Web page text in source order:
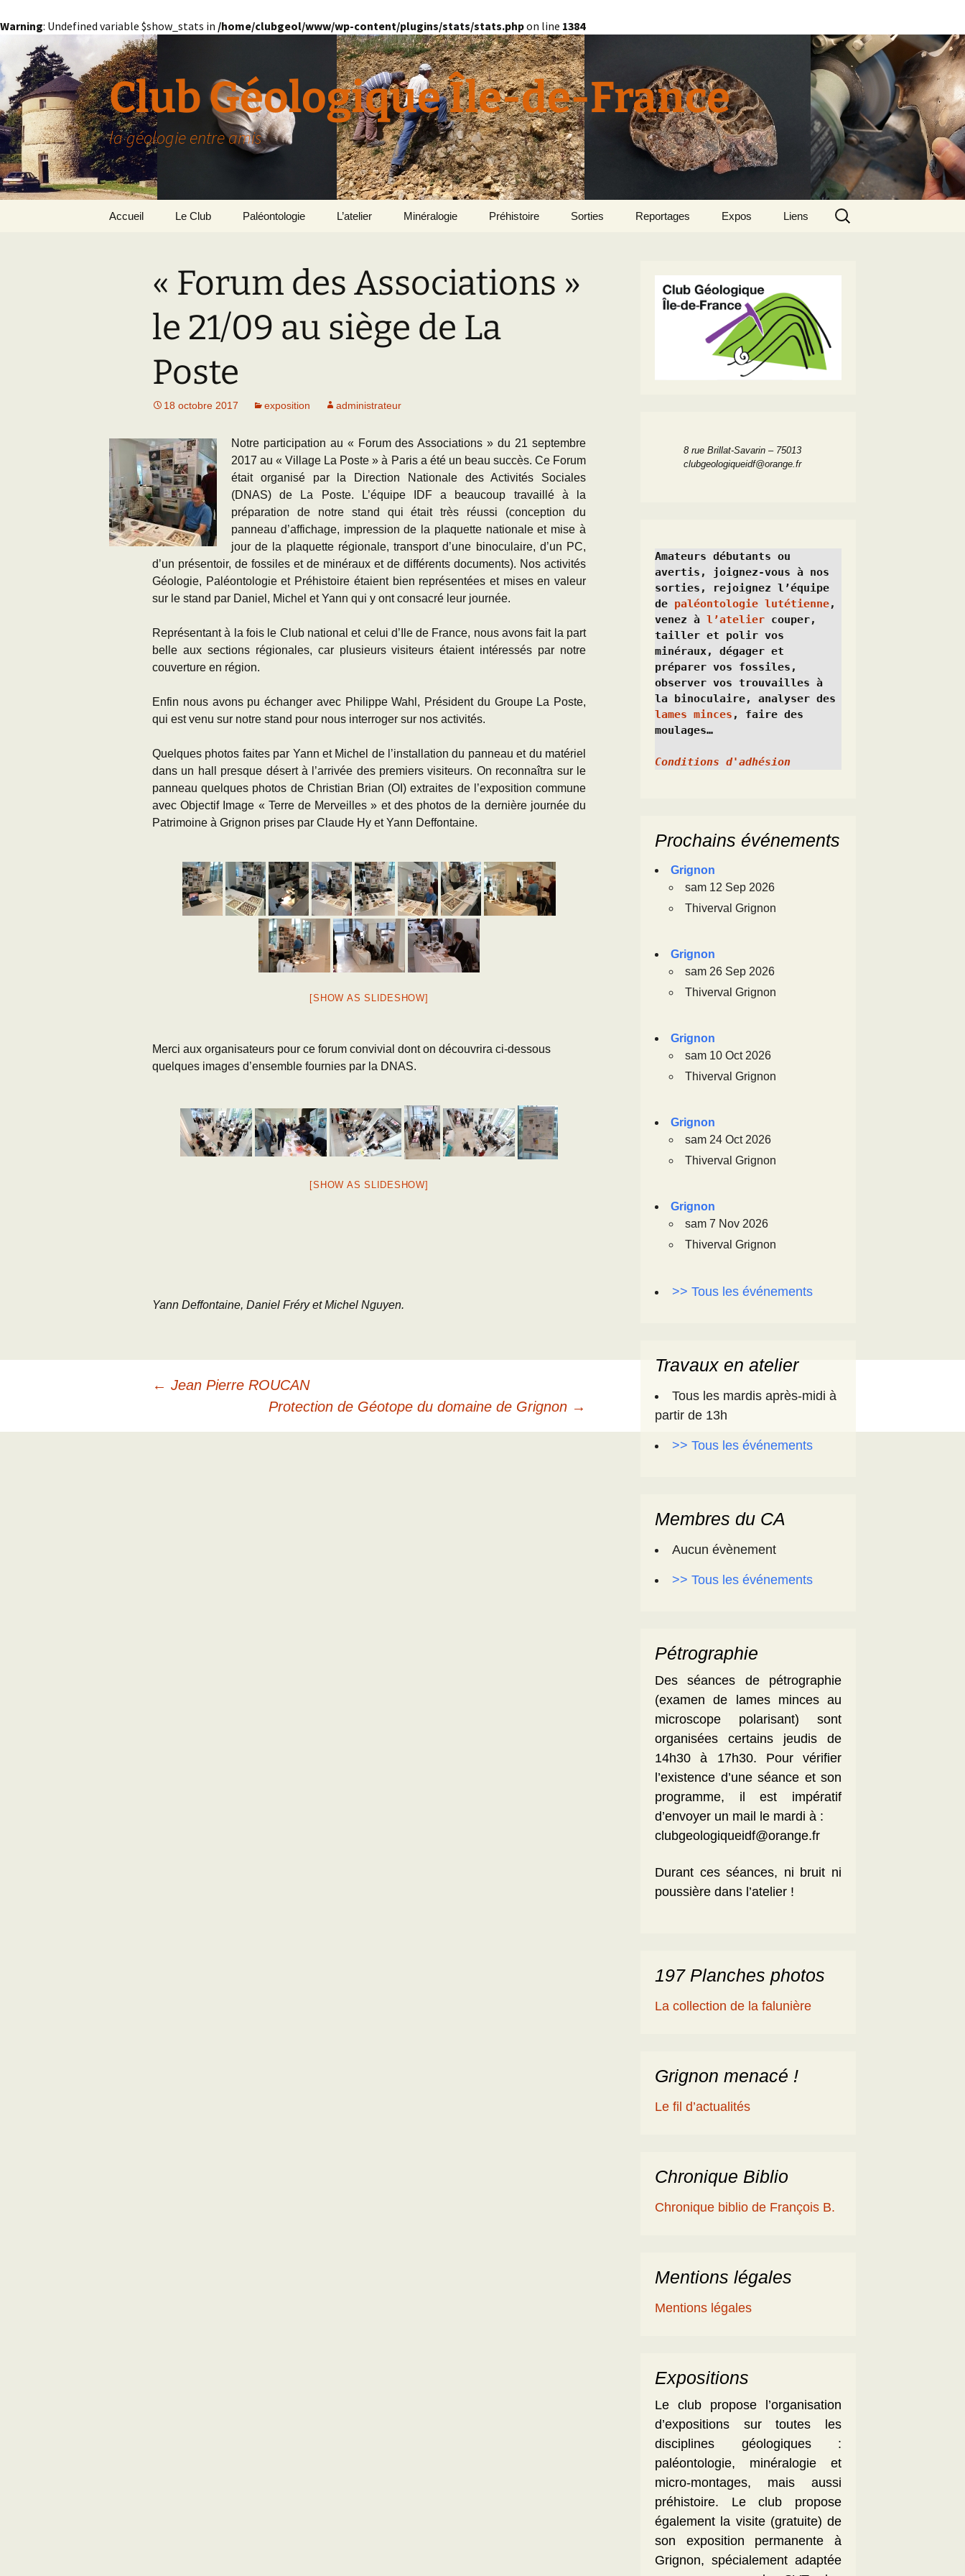
Warning: Undefined variable $show_stats in /home/clubgeol/www/wp-content/plugins/stats/stats.phpon line 1384
au
contenu
Club Géologique Île-de-France
la géologie entre amis
Accueil Le Club
Paris
Grignon
Documents (accès
restreint)
Paléontologie
Le Bassin Parisien
Géomorphologie du
Bassin parisien
Paléogéographie* du
Bassin parisien
Transgression/Régression
marine
Documentation pour la
détermination des
fossiles de l’Eocène du
GRIGNON – 78 Le Domaine de Grignon
Les Scientifiques à
Exposition permanente
et Galerie de Photos
25 mai 2014 : Les 25
ans de Grignon
Grignon menacé !!
Activités
Documentation réunions
Les Travaux des
Equipiers
L’atelier Minéralogie
Pétrographie
Préhistoire Sorties Reportages Expos Liens
Rechercher :
« Forum des Associations »
le 21/09 au siège de La
Poste
18 octobre 2017 exposition administrateur
Notre participation au « Forum des Associations » du 21 septembre
2017 au « Village La Poste » à Paris a été un beau succès. Ce Forum
était organisé par la Direction Nationale des Activités Sociales
(DNAS) de La Poste. L’équipe IDF a beaucoup travaillé à la
préparation de notre stand qui était très réussi (conception du
panneau d’affichage, impression de la plaquette nationale et mise à
jour de la plaquette régionale, transport d’une binoculaire, d’un PC,
d’un présentoir, de fossiles et de minéraux et de différents documents). Nos activités
Géologie, Paléontologie et Préhistoire étaient bien représentées et mises en valeur
sur le stand par Daniel, Michel et Yann qui y ont consacré leur journée.
Représentant à la fois le Club national et celui d’Ile de France, nous avons fait la part
belle aux sections régionales, car plusieurs visiteurs étaient intéressés par notre
couverture en région.
Enfin nous avons pu échanger avec Philippe Wahl, Président du Groupe La Poste,
qui est venu sur notre stand pour nous interroger sur nos activités.
Quelques photos faites par Yann et Michel de l’installation du panneau et du matériel
dans un hall presque désert à l’arrivée des premiers visiteurs. On reconnaîtra sur le
panneau quelques photos de Christian Brian (OI) extraites de l’exposition commune
avec Objectif Image « Terre de Merveilles » et des photos de la dernière journée du
Patrimoine à Grignon prises par Claude Hy et Yann Deffontaine.
[SHOW AS SLIDESHOW]
Merci aux organisateurs pour ce forum convivial dont on découvrira ci-dessous
quelques images d’ensemble fournies par la DNAS.
[SHOW AS SLIDESHOW]
Yann Deffontaine, Daniel Fréry et Michel Nguyen.
Navigation
des
← Jean Pierre ROUCAN
Protection de Géotope du domaine de Grignon →
8 rue Brillat-Savarin – 75013
clubgeologiqueidf@orange.fr
Amateurs débutants ou
avertis, joignez-vous à nos
sorties, rejoignez l’équipe
de paléontologie lutétienne,
venez à l’atelier couper,
tailler et polir vos
minéraux, dégager et
préparer vos fossiles,
observer vos trouvailles à
lames minces , faire des
moulages…
Conditions d'adhésion
Prochains événements
Grignon
sam 12 Sep 2026
Thiverval Grignon
Grignon
sam 26 Sep 2026
Thiverval Grignon
Grignon
sam 10 Oct 2026
Thiverval Grignon
Grignon
sam 24 Oct 2026
Thiverval Grignon
Grignon
sam 7 Nov 2026
Thiverval Grignon
>> Tous les événements
Travaux en atelier
Tous les mardis après-midi à
partir de 13h
>> Tous les événements
Membres du CA
Aucun évènement
>> Tous les événements
Pétrographie
Des séances de pétrographie
(examen de lames minces au
microscope polarisant) sont
organisées certains jeudis de
14h30 à 17h30. Pour vérifier
l’existence d’une séance et son
programme, il est impératif
d’envoyer un mail le mardi à :
clubgeologiqueidf@orange.fr
Durant ces séances, ni bruit ni
poussière dans l’atelier !
197 Planches photos
La collection de la falunière
Grignon menacé !
Le fil d’actualités
Chronique Biblio
Chronique biblio de François B.
Mentions légales
Mentions légales
Expositions
Le club propose l’organisation
d’expositions sur toutes les
disciplines géologiques :
paléontologie, minéralogie et
micro-montages, mais aussi
préhistoire. Le club propose
également la visite (gratuite) de
son exposition permanente à
Grignon, spécialement adaptée